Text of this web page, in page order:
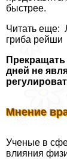
быстрее.
Читать еще:
гриба рейши
Прекращать
дней не
Мнение
Ученые в
влияния